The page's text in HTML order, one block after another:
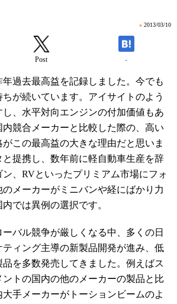
» 2013/03/10
Post -
過去最高益を記録しました。今でも
が続いています。アイサイトのよう
、水平対向エンジンの付加価値もあ
内競合メーカーと比較した際の、高い
この最高益の大きな理由だと思いま
提携し、数年前に軽自動車生産を辞
、RVといったプリミアム市場にフォ
メーカーがミニバンや経にばかり力
では異例の選択です。
バル競争が厳しくなる中、多くの日
ィング主導の新製品開発が進み、低
を多数発売してきました。例えばス
トの国内の他のメーカーの製品と比
手メーカーがトーションビームのよ